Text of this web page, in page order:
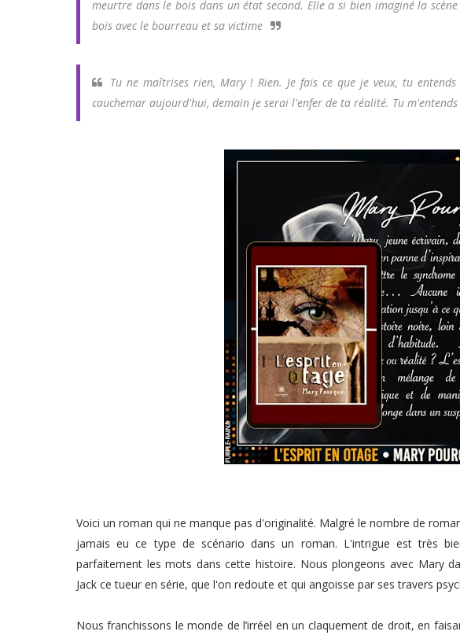
meurtre dans le bois dans un état second. Elle a si bien imaginé la
bois avec le bourreau et sa victime
Tu ne maîtrises rien, Mary ! Rien. Je fais ce que je veux, tu
cauchemar aujourd'hui, demain je serai l'enfer de ta réalité. Tu m'entends
Voici un roman qui ne manque pas d'originalité. Malgré le nombre de
jamais eu ce type de scénario dans un roman. L'intrigue est très
parfaitement les mots dans cette histoire. Nous plongeons avec Mary
Jack ce tueur en série, que l'on redoute et qui angoisse par ses travers
Nous franchissons le monde de l’irréel en un claquement de droit, en